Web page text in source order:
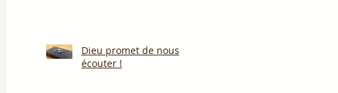
Dieu promet de nous
écouter !